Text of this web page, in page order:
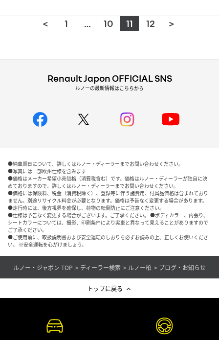
< 1 … 10 11 12 >
Renault Japon OFFICIAL SNS
ルノーの最新情報はこちらから
●納車期日について、詳しくはルノー・ディーラーまでお問い合わせください。
●写真には一部欧州仕様を含みます
●価格はメーカー希望小売価格（消費税含む）です。価格はルノー・ディーラーが独自に決
めておりますので、詳しくはルノー・ディーラーまでお問い合わせください。
●価格には保険料、税金（消費税除く）、登録等に伴う諸費用、付属品価格は含まれており
ません。別途リサイクル料金が必要となります。価格は予告なく変更する場合があります。
●走行時には、後方視界を確保し、荷物の転倒防止にご注意ください。
●仕様は予告なく変更する場合がございます。ご了承ください。 ●ボディカラー、内張り、
シートカラーについては、撮影、印刷条件により実車と異なって見えることがありますので
ご了承ください。
●ご使用前に、取扱説明書および安全運転のしおりを必ずお読みの上、正しくお使いくださ
い。 ※安全運転を心がけましょう。
ルノー・ジャポン TOP ディーラー検索 ルノー柏 ブログ・お知らせ
トップに戻る